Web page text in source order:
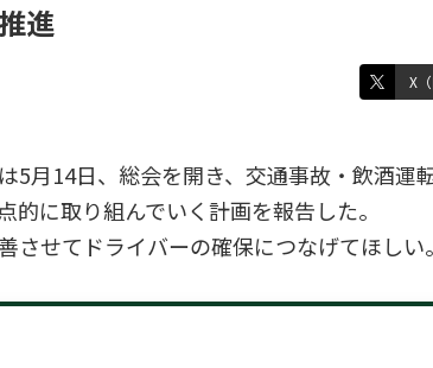
進
X
5月14日、総会を開き、交通事故・飲酒運
に取り組んでいく計画を報告した。
せてドライバーの確保につなげてほしい